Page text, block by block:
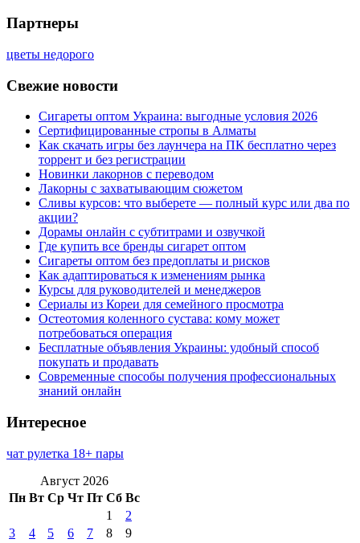
Партнеры
цветы недорого
Свежие новости
Сигареты оптом Украина: выгодные условия 2026
Сертифицированные стропы в Алматы
Как скачать игры без лаунчера на ПК бесплатно через
торрент и без регистрации
Новинки лакорнов с переводом
Лакорны с захватывающим сюжетом
Сливы курсов: что выберете — полный курс или два по
акции?
Дорамы онлайн с субтитрами и озвучкой
Где купить все бренды сигарет оптом
Сигареты оптом без предоплаты и рисков
Как адаптироваться к изменениям рынка
Курсы для руководителей и менеджеров
Сериалы из Кореи для семейного просмотра
Остеотомия коленного сустава: кому может
потребоваться операция
Бесплатные объявления Украины: удобный способ
покупать и продавать
Современные способы получения профессиональных
знаний онлайн
Интересное
чат рулетка 18+ пары
Август 2026
Пн Вт Ср Чт Пт Сб Вс
1
2
3
4 5 6 7 8 9